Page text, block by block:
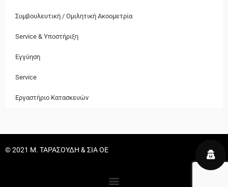
Συμβουλευτική / Ομιλητική Ακοομετρία
Service & Υποστήριξη
Εγγύηση
Service
Εργαστήριο Κατασκευών
© 2021 Μ. ΤΑΡΑΣΟΥΔΗ & ΣΙΑ ΟΕ